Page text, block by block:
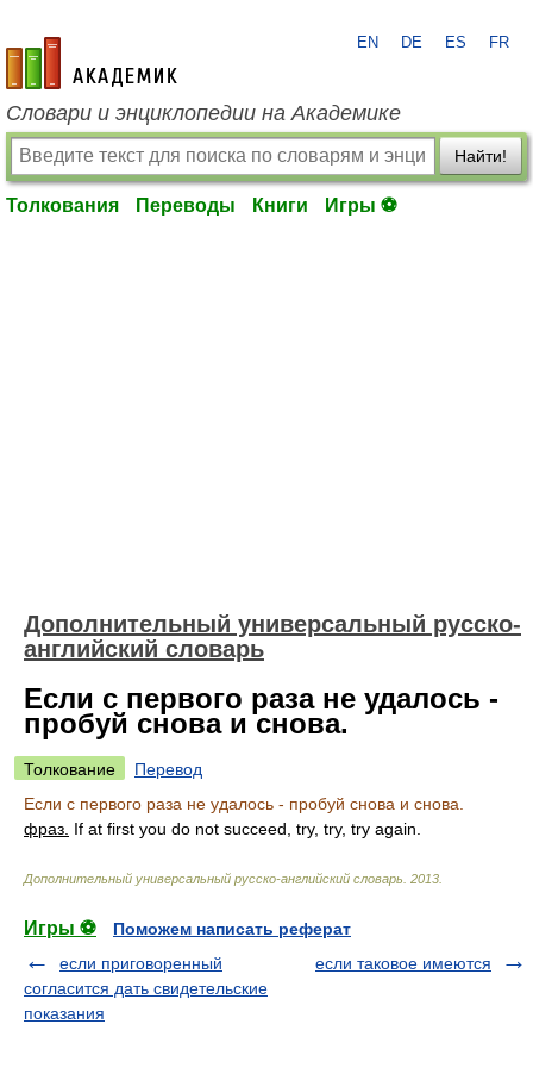
academic.ru
EN DE ES FR
Словари и энциклопедии на Академике
Найти!
Толкования Переводы Книги Игры ⚽
Дополнительный универсальный русско-
английский словарь
Если с первого раза не удалось -
пробуй снова и снова.
Толкование
Перевод
Если с первого раза не удалось - пробуй снова и снова.
фраз. If at first you do not succeed, try, try, try again.
Дополнительный универсальный русско-английский словарь 2013
Игры ⚽
Поможем написать реферат
если приговоренный
согласится дать свидетельские
показания
если таковое имеются